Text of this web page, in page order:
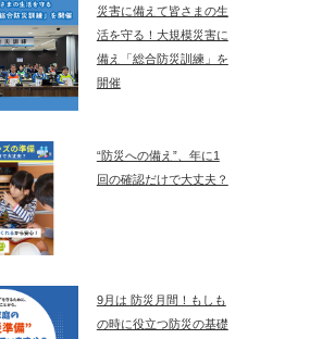
災害に備えて皆さまの生
活を守る！大規模災害に
備え「総合防災訓練」を
開催
“防災への備え”、年に1
回の確認だけで大丈夫？
9月は 防災月間！もしも
の時に役立つ防災の基礎